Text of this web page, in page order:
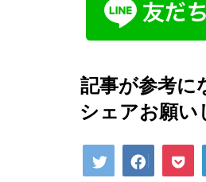
記事が参考に
シェアお願い